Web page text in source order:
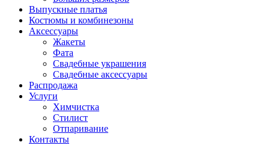
Выпускные платья
Костюмы и комбинезоны
Аксессуары
Жакеты
Фата
Свадебные украшения
Свадебные аксессуары
Распродажа
Услуги
Химчистка
Стилист
Отпаривание
Контакты